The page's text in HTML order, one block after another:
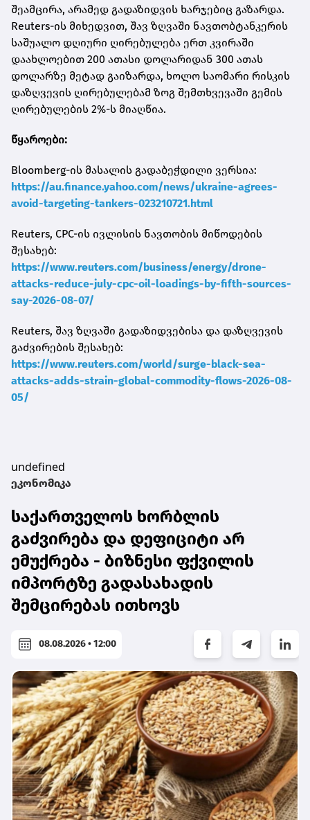
შეამცირა, არამედ გადაზიდვის ხარჯებიც გაზარდა.
Reuters-ის მიხედვით, შავ ზღვაში ნავთობტანკერის
საშუალო დღიური ღირებულება ერთ კვირაში
დაახლოებით 200 ათასი დოლარიდან 300 ათას
დოლარზე მეტად გაიზარდა, ხოლო საომარი რისკის
დაზღვევის ღირებულებამ ზოგ შემთხვევაში გემის
ღირებულების 2%-ს მიაღწია.
წყაროები:
Bloomberg-ის მასალის გადაბეჭდილი ვერსია:
https://au.finance.yahoo.com/news/ukraine-agrees-
avoid-targeting-tankers-023210721.html
Reuters, CPC-ის ივლისის ნავთობის მიწოდების
შესახებ:
https://www.reuters.com/business/energy/drone-
attacks-reduce-july-cpc-oil-loadings-by-fifth-sources-
say-2026-08-07/
Reuters, შავ ზღვაში გადაზიდვებისა და დაზღვევის
გაძვირების შესახებ:
https://www.reuters.com/world/surge-black-sea-
attacks-adds-strain-global-commodity-flows-2026-08-
05/
undefined
ეკონომიკა
საქართველოს ხორბლის
გაძვირება და დეფიციტი არ
ემუქრება - ბიზნესი ფქვილის
იმპორტზე გადასახადის
შემცირებას ითხოვს
08.08.2026 • 12:00